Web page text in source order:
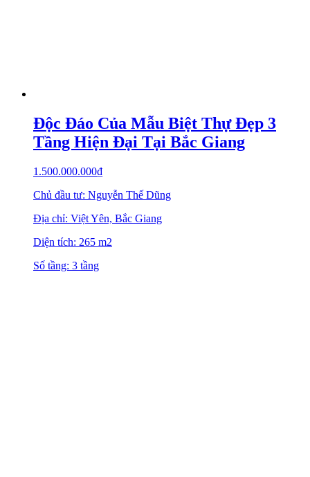
Độc Đáo Của Mẫu Biệt Thự Đẹp 3
Tầng Hiện Đại Tại Bắc Giang
1.500.000.000₫
Chủ đầu tư: Nguyễn Thế Dũng
Địa chỉ: Việt Yên, Bắc Giang
Diện tích: 265 m2
Số tầng: 3 tầng